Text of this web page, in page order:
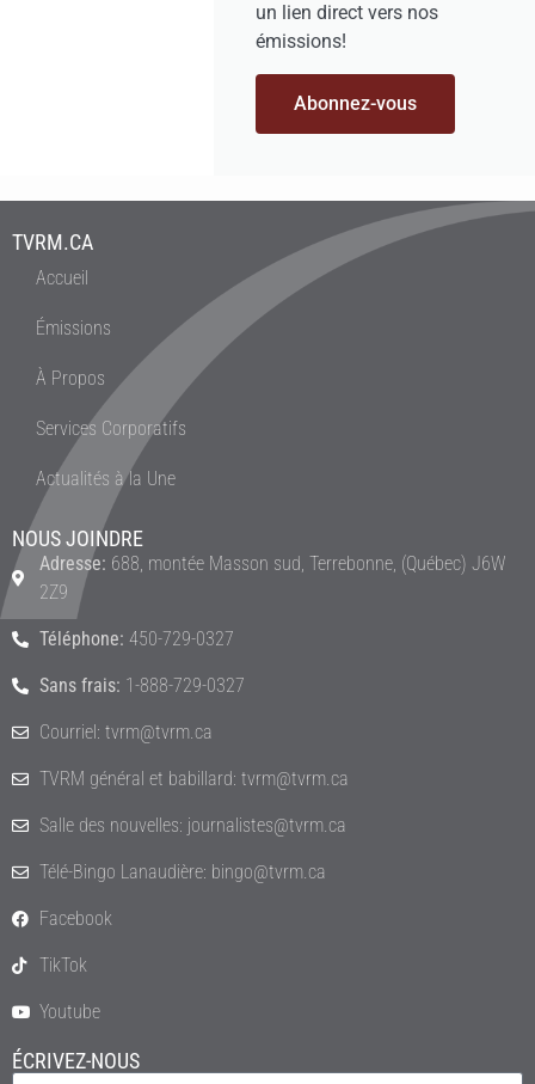
un lien direct vers nos
émissions!
Abonnez-vous
TVRM.CA
Accueil
Émissions
À Propos
Services Corporatifs
Actualités à la Une
NOUS JOINDRE
Adresse: 688, montée Masson sud, Terrebonne, (Québec) J6W
2Z9
Téléphone: 450-729-0327
Sans frais: 1-888-729-0327
Courriel: tvrm@tvrm.ca
TVRM général et babillard: tvrm@tvrm.ca
Salle des nouvelles: journalistes@tvrm.ca
Télé-Bingo Lanaudière: bingo@tvrm.ca
Facebook
TikTok
Youtube
ÉCRIVEZ-NOUS